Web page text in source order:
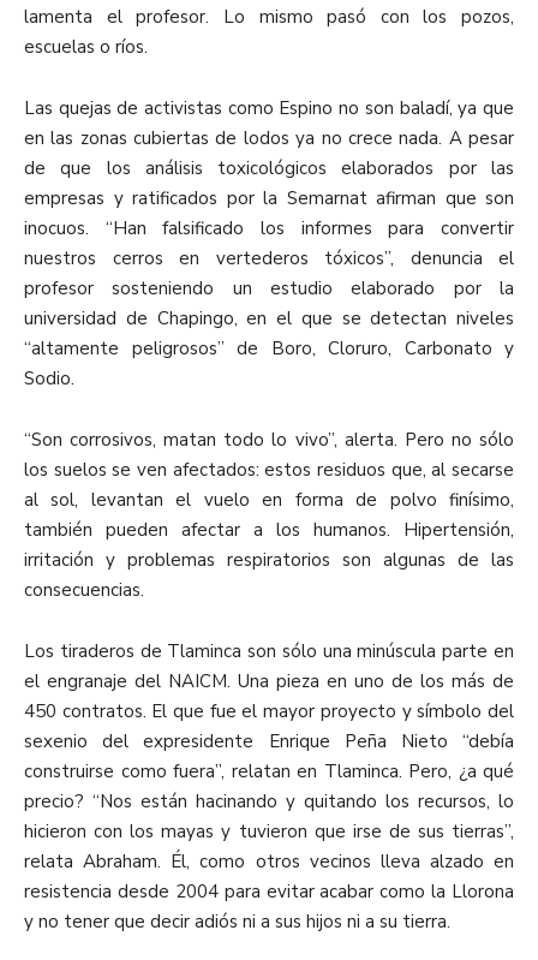
lamenta el profesor. Lo mismo pasó con los pozos,
escuelas o ríos.
Las quejas de activistas como Espino no son baladí, ya que
en las zonas cubiertas de lodos ya no crece nada. A pesar
de que los análisis toxicológicos elaborados por las
empresas y ratificados por la Semarnat afirman que son
inocuos. “Han falsificado los informes para convertir
nuestros cerros en vertederos tóxicos”, denuncia el
profesor sosteniendo un estudio elaborado por la
universidad de Chapingo, en el que se detectan niveles
“altamente peligrosos” de Boro, Cloruro, Carbonato y
Sodio.
“Son corrosivos, matan todo lo vivo”, alerta. Pero no sólo
los suelos se ven afectados: estos residuos que, al secarse
al sol, levantan el vuelo en forma de polvo finísimo,
también pueden afectar a los humanos. Hipertensión,
irritación y problemas respiratorios son algunas de las
consecuencias.
Los tiraderos de Tlaminca son sólo una minúscula parte en
el engranaje del NAICM. Una pieza en uno de los más de
450 contratos. El que fue el mayor proyecto y símbolo del
sexenio del expresidente Enrique Peña Nieto “debía
construirse como fuera”, relatan en Tlaminca. Pero, ¿a qué
precio? “Nos están hacinando y quitando los recursos, lo
hicieron con los mayas y tuvieron que irse de sus tierras”,
relata Abraham. Él, como otros vecinos lleva alzado en
resistencia desde 2004 para evitar acabar como la Llorona
y no tener que decir adiós ni a sus hijos ni a su tierra.